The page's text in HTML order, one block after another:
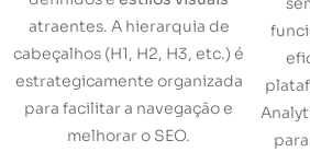
atraentes. A hierarquia de
cabeçalhos (H1, H2, H3, etc.) é
estrategicamente organizada
para facilitar a navegação e
melhorar o SEO.